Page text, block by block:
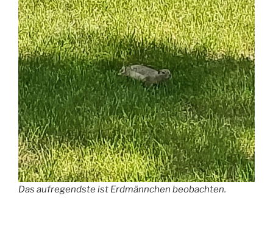
Das aufregendste ist Erdmännchen beobachten.